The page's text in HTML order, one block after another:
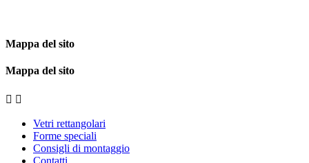
Mappa del sito
Mappa del sito
 
Vetri rettangolari
Forme speciali
Consigli di montaggio